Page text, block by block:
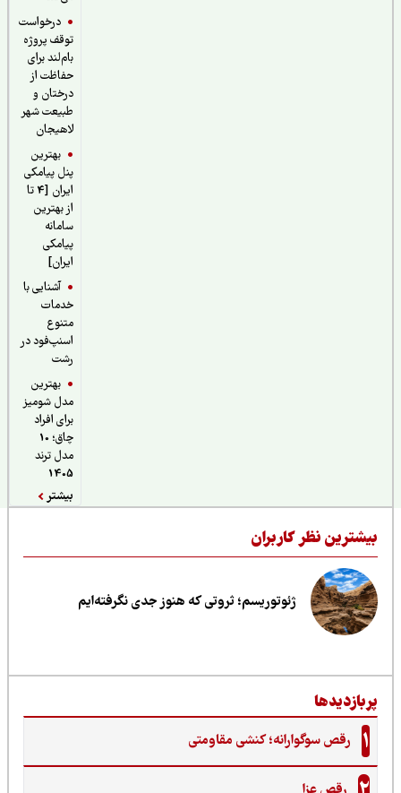
درخواست
توقف پروژه
بام‌لند برای
حفاظت از
درختان و
طبیعت شهر
لاهیجان
بهترین
پنل پیامکی
ایران [4 تا
از بهترین
سامانه
پیامکی
آشنایی با
خدمات
اسنپ‌فود در
بهترین
مدل شومیز
برای افراد
چاق؛ 10
مدل ترند
نظر کاربران
ژئوتوریسم؛ ثروتی که هنوز جدی نگرفته‌ایم
رقص سوگوارانه؛ کنشی مقاومتی